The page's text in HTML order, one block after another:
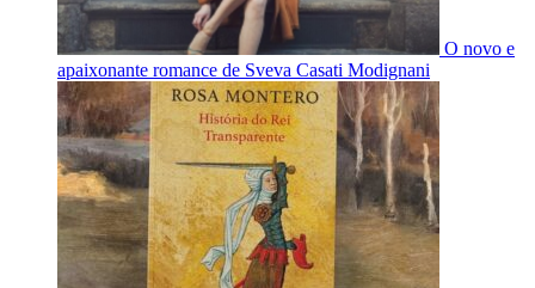
O novo e
apaixonante romance de Sveva Casati Modignani